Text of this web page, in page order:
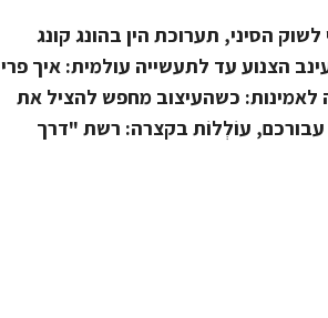
לשוק הסיני, תערוכת הין בהונג קונג
הצנוע עד לתעשייה עולמית: איך פרי
לאמינות: כשהעיצוב מחפש להציל את
עבורכם, עוֹלְלוֹת בקצרה: רשת "דרך